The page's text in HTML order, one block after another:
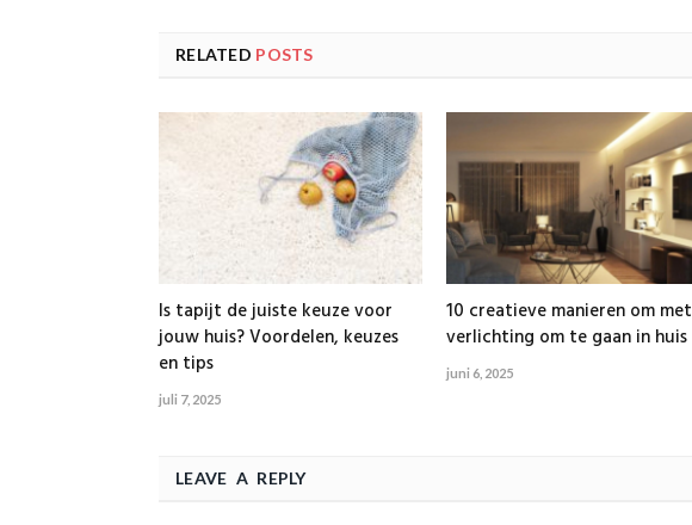
RELATED POSTS
Is tapijt de juiste keuze voor
jouw huis? Voordelen, keuzes
en tips
juli 7, 2025
10 creatieve manieren om met
verlichting om te gaan in huis
juni 6, 2025
LEAVE A REPLY